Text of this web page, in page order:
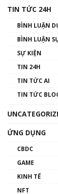
TIN TỨC 24H
BÌNH LUẬN
BÌNH LUẬN
SỰ KIỆN
TIN 24H
TIN TỨC AI
TIN TỨC
ỨNG DỤNG
CBDC
GAME
KINH TẾ
NFT